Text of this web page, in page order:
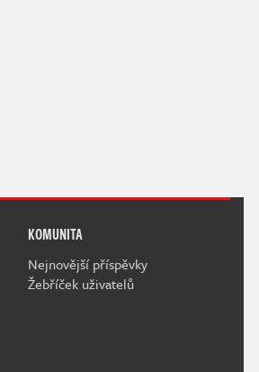
KOMUNITA
Nejnovější příspěvky
Žebříček uživatelů